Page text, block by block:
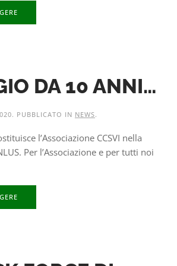
DA 10 ANNI…
. PUBBLICATO IN NEWS.
l’Associazione CCSVI nella
Per l’Associazione e per tutti noi